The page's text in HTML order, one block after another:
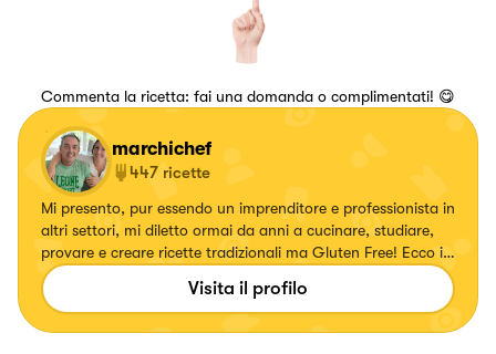
Commenta la ricetta: fai una domanda o complimentati! 😋
marchichef
447 ricette
Mi presento, pur essendo un imprenditore e professionista in
altri settori, mi diletto ormai da anni a cucinare, studiare,
provare e creare ricette tradizionali ma Gluten Free! Ecco in
futuro l'idea di creare un Brand Gluten Free!
Visita il profilo